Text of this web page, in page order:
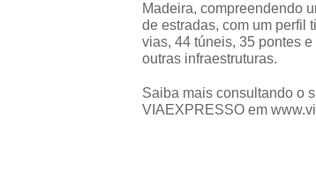
Madeira, compreendendo
de estradas, com um perfil
vias, 44 túneis, 35 pontes
outras infraestruturas.
Saiba mais consultando o
VIAEXPRESSO em